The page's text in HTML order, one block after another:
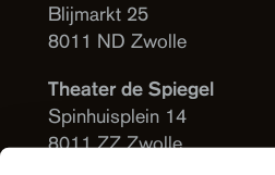
Blijmarkt 25
8011 ND Zwolle
Theater de Spiegel
Spinhuisplein 14
8011 ZZ Zwolle